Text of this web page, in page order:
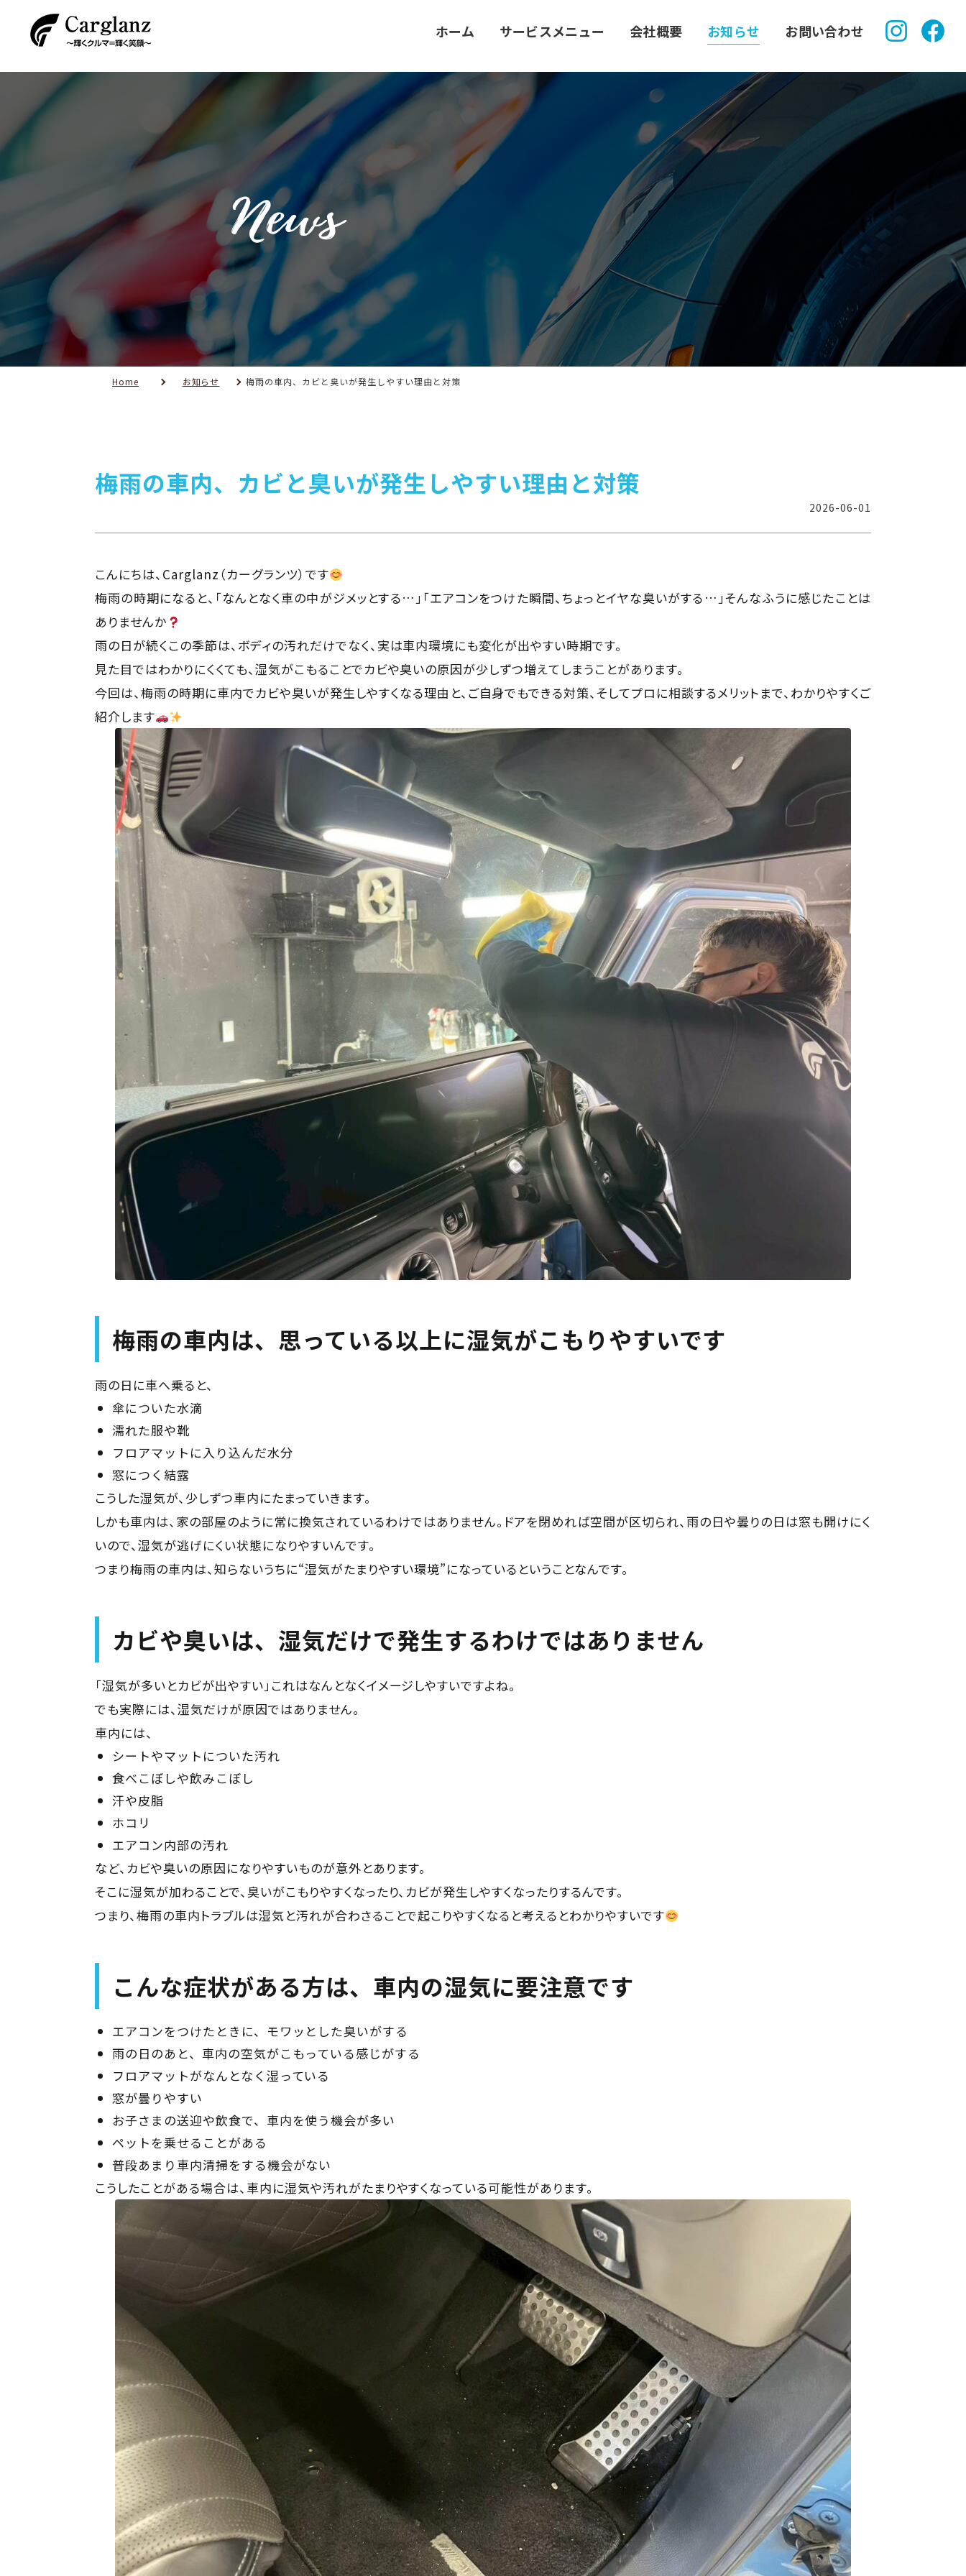
ホーム サービスメニュー 会社概要 お知らせ お問い合わせ
Home お知らせ 梅雨の車内、カビと臭いが発生しやすい理由と対策
梅雨の車内、カビと臭いが発生しやすい理由と対策
2026-06-01
こんにちは、Carglanz（カーグランツ）です
梅雨の時期になると、「なんとなく車の中がジメッとする…」「エアコンをつけた瞬間、ちょっとイヤな臭いがする…」そんなふうに感じたことは
ありませんか
雨の日が続くこの季節は、ボディの汚れだけでなく、実は車内環境にも変化が出やすい時期です。
見た目ではわかりにくくても、湿気がこもることでカビや臭いの原因が少しずつ増えてしまうことがあります。
今回は、梅雨の時期に車内でカビや臭いが発生しやすくなる理由と、ご自身でもできる対策、そしてプロに相談するメリットまで、わかりやすくご
紹介します
梅雨の車内は、思っている以上に湿気がこもりやすいです
雨の日に車へ乗ると、
傘についた水滴
濡れた服や靴
フロアマットに入り込んだ水分
窓につく結露
こうした湿気が、少しずつ車内にたまっていきます。
しかも車内は、家の部屋のように常に換気されているわけではありません。ドアを閉めれば空間が区切られ、雨の日や曇りの日は窓も開けにく
いので、湿気が逃げにくい状態になりやすいんです。
つまり梅雨の車内は、知らないうちに“湿気がたまりやすい環境”になっているということなんです。
カビや臭いは、湿気だけで発生するわけではありません
「湿気が多いとカビが出やすい」これはなんとなくイメージしやすいですよね。
でも実際には、湿気だけが原因ではありません。
車内には、
シートやマットについた汚れ
食べこぼしや飲みこぼし
汗や皮脂
ホコリ
エアコン内部の汚れ
など、カビや臭いの原因になりやすいものが意外とあります。
そこに湿気が加わることで、臭いがこもりやすくなったり、カビが発生しやすくなったりするんです。
つまり、梅雨の車内トラブルは湿気と汚れが合わさることで起こりやすくなると考えるとわかりやすいです
こんな症状がある方は、車内の湿気に要注意です
エアコンをつけたときに、モワッとした臭いがする
雨の日のあと、車内の空気がこもっている感じがする
フロアマットがなんとなく湿っている
窓が曇りやすい
お子さまの送迎や飲食で、車内を使う機会が多い
ペットを乗せることがある
普段あまり車内清掃をする機会がない
こうしたことがある場合は、車内に湿気や汚れがたまりやすくなっている可能性があります。